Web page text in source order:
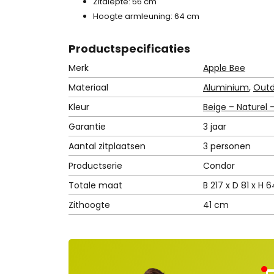
Hoogte armleuning: 64 cm
Productspecificaties
Merk
Apple Bee
Materiaal
Aluminium,
Kleur
Beige – Naturel
Garantie
3 jaar
Aantal zitplaatsen
3 personen
Productserie
Condor
Totale maat
B 217 x D 81 x H
Zithoogte
41 cm